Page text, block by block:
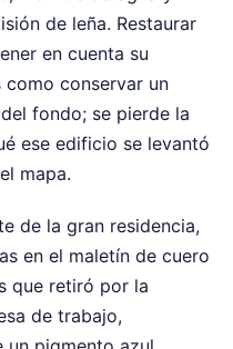
de leña. Restaurar
en cuenta su
conservar un
fondo; se pierde la
ese edificio se levantó
mapa.
de la gran residencia,
en el maletín de cuero
que retiró por la
de trabajo,